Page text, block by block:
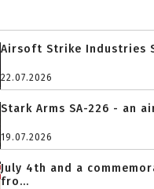
Airsoft Strike Industries
22.07.2026
Stark Arms SA-226 - an
19.07.2026
July 4th and a
fro...